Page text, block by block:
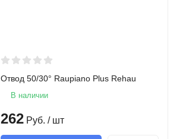
Отвод 50/30° Raupiano Plus Rehau
В наличии
262 Руб. / шт